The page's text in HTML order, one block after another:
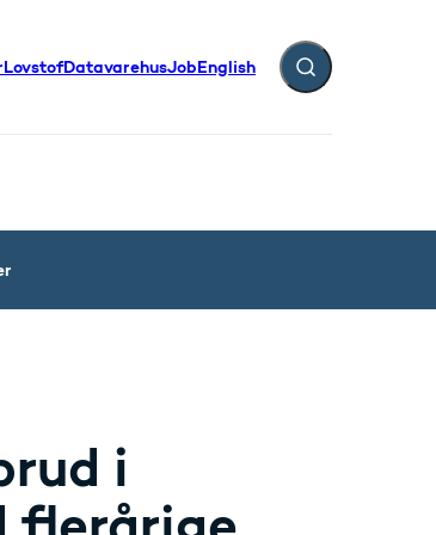
LovstofDatavarehusJobEnglish Fold søgefelt ud
i